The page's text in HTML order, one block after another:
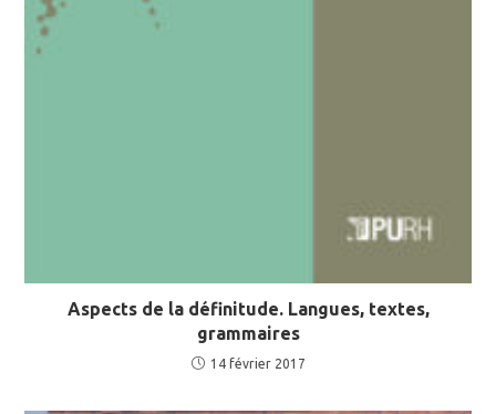
Aspects de la définitude. Langues, textes,
grammaires
14 février 2017